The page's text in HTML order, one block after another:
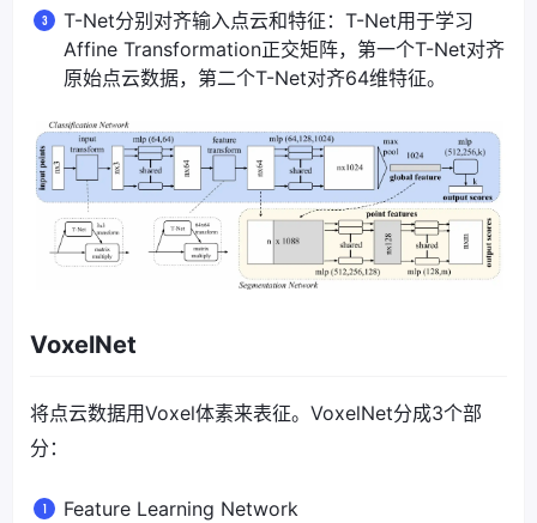
T-Net分别对齐输入点云和特征：T-Net用于学习
Affine Transformation正交矩阵，第一个T-Net对齐
原始点云数据，第二个T-Net对齐64维特征。
VoxelNet
将点云数据用Voxel体素来表征。VoxelNet分成3个部
分：
Feature Learning Network